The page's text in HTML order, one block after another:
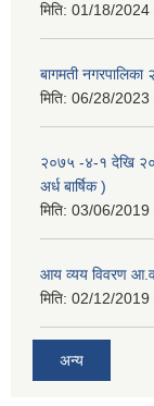
मिति: 01/18/2024
बागमती
मिति: 06/28/2023
२०७५ -४-१ देखि
अर्ध बार्षिक )
मिति: 03/06/2019
आय व्यय विवरण
मिति: 02/12/2019
अन्य